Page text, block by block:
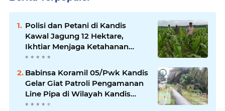
Polisi dan Petani di Kandis
Kawal Jagung 12 Hektare,
Ikhtiar Menjaga Ketahanan
Pangan
Babinsa Koramil 05/Pwk Kandis
Gelar Giat Patroli Pengamanan
Line Pipa di Wilayah Kandis
Kandis